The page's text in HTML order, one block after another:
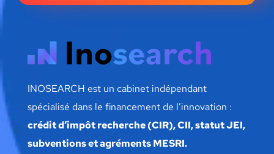
INOSEARCH est un cabinet indépendant
spécialisé dans le financement de l’innovation :
crédit d’impôt recherche (CIR), CII, statut JEI,
subventions et agréments MESRI.